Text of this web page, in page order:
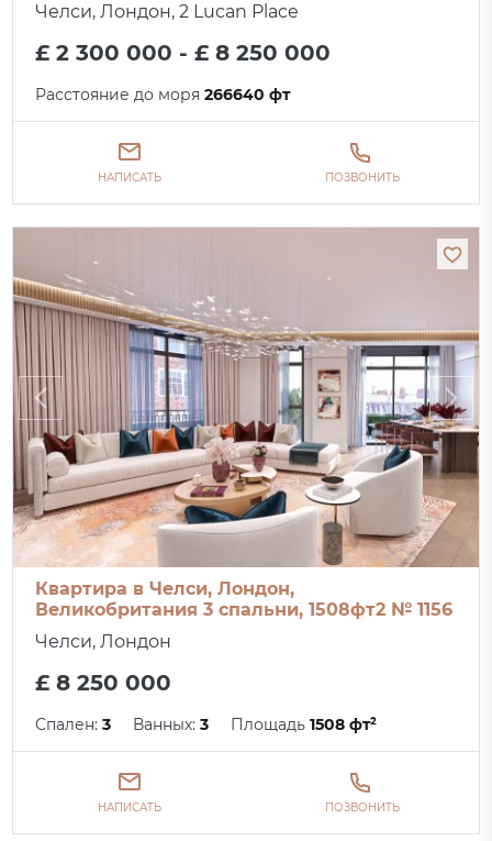
Челси, Лондон, 2 Lucan Place
£ 2 300 000 - £ 8 250 000
Расстояние до моря266640 фт
НАПИСАТЬ ПОЗВОНИТЬ
Квартира в Челси, Лондон,
Великобритания 3 спальни, 1508фт2 № 1156
Челси, Лондон
£ 8 250 000
Спален:3 Ванных:3 Площадь1508 фт²
НАПИСАТЬ ПОЗВОНИТЬ